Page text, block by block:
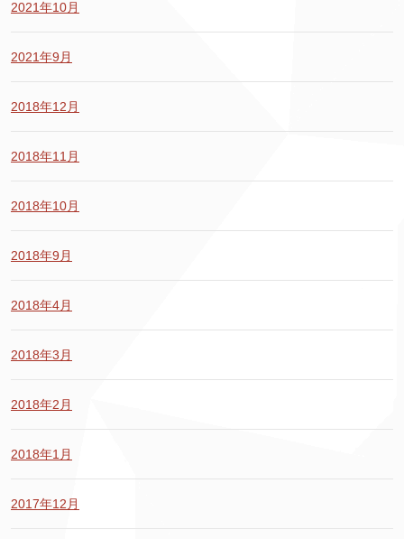
2021年10月
2021年9月
2018年12月
2018年11月
2018年10月
2018年9月
2018年4月
2018年3月
2018年2月
2018年1月
2017年12月